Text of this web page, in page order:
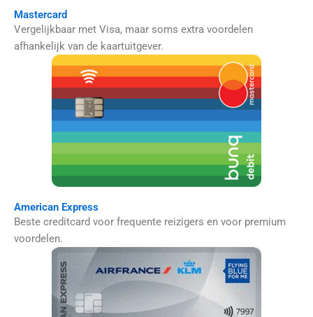
Mastercard
Vergelijkbaar met Visa, maar soms extra voordelen
afhankelijk van de kaartuitgever.
American Express
Beste creditcard voor frequente reizigers en voor premium
voordelen.